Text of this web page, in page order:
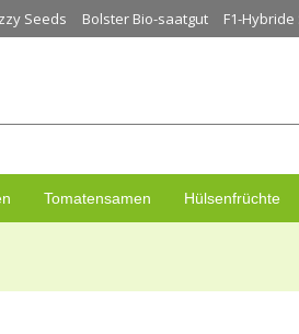
Seeds Bolster Bio-saatgut F1-Hybride
Tomatensamen Hülsenfrüchte